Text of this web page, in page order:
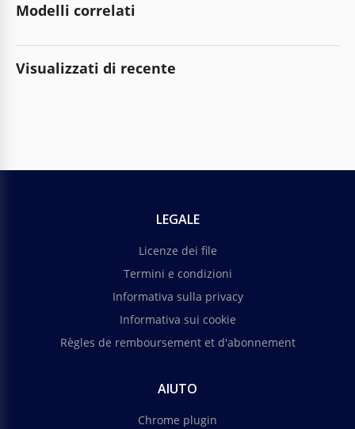
Modelli correlati
Visualizzati di recente
LEGALE
Licenze dei file
Termini e condizioni
Informativa sulla privacy
Informativa sui cookie
Règles de remboursement et d'abonnement
AIUTO
Chrome plugin